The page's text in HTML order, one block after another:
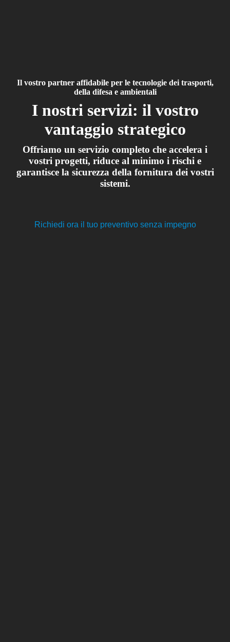
Il vostro partner affidabile per le tecnologie dei trasporti,
della difesa e ambientali
I nostri servizi: il vostro
vantaggio strategico
Offriamo un servizio completo che accelera i
vostri progetti, riduce al minimo i rischi e
garantisce la sicurezza della fornitura dei vostri
sistemi.
Richiedi ora il tuo preventivo senza impegno